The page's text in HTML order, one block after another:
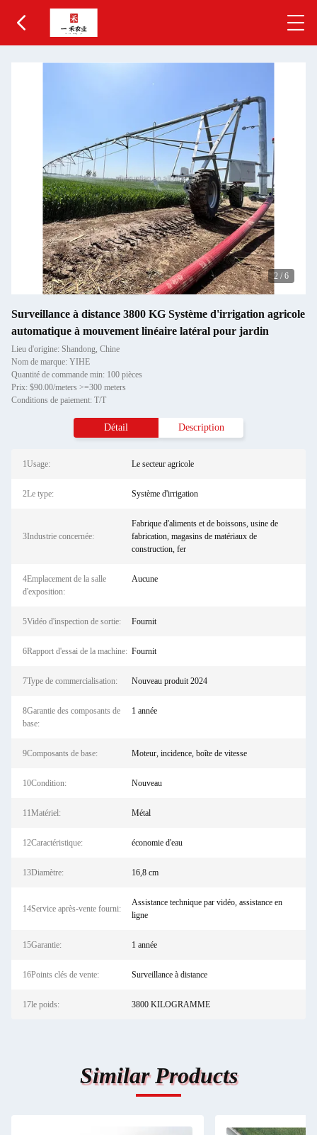
2 / 6
Surveillance à distance 3800 KG Système d'irrigation agricole
automatique à mouvement linéaire latéral pour jardin
Lieu d'origine: Shandong, Chine
Nom de marque: YIHE
Quantité de commande min: 100 pièces
Prix: $90.00/meters >=300 meters
Conditions de paiement: T/T
Détail Description
1Usage: Le secteur agricole
2Le type: Système d'irrigation
3Industrie concernée:
Fabrique d'aliments et de boissons, usine de
fabrication, magasins de matériaux de
construction, fer
4Emplacement de la salle
d'exposition:
Aucune
5Vidéo d'inspection de sortie: Fournit
6Rapport d'essai de la machine: Fournit
7Type de commercialisation: Nouveau produit 2024
8Garantie des composants de
base:
1 année
9Composants de base: Moteur, incidence, boîte de vitesse
10Condition: Nouveau
11Matériel: Métal
12Caractéristique: économie d'eau
13Diamètre: 16,8 cm
14Service après-vente fourni:
Assistance technique par vidéo, assistance en
ligne
15Garantie: 1 année
16Points clés de vente: Surveillance à distance
17le poids: 3800 KILOGRAMME
Similar Products